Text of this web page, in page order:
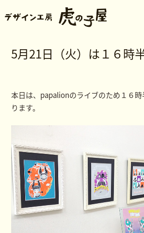
5月21日（火）は１６時
本日は、papalionのライブのため１６
ります。